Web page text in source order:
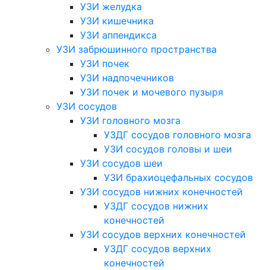
УЗИ желудка
УЗИ кишечника
УЗИ аппендикса
УЗИ забрюшинного пространства
УЗИ почек
УЗИ надпочечников
УЗИ почек и мочевого пузыря
УЗИ сосудов
УЗИ головного мозга
УЗДГ сосудов головного мозга
УЗИ сосудов головы и шеи
УЗИ сосудов шеи
УЗИ брахиоцефальных сосудов
УЗИ сосудов нижних конечностей
УЗДГ сосудов нижних
конечностей
УЗИ сосудов верхних конечностей
УЗДГ сосудов верхних
конечностей